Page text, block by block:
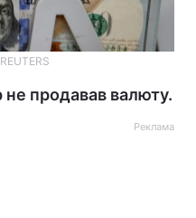
не продавав валюту.
Реклама